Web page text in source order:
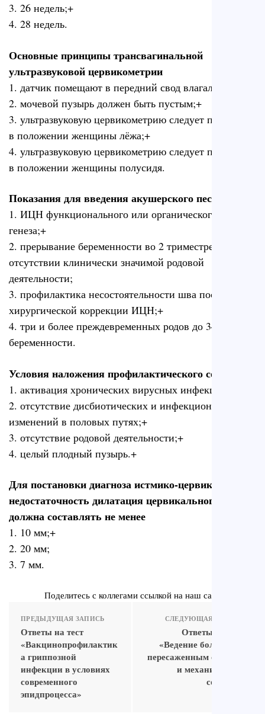
3. 26 недель;+
4. 28 недель.
Основные принципы трансвагинальной
ультразвуковой цервикометрии
1. датчик помещают в передний свод влагалища;+
2. мочевой пузырь должен быть пустым;+
3. ультразвуковую цервикометрию следует проводить
в положении женщины лёжа;+
4. ультразвуковую цервикометрию следует проводить
в положении женщины полусидя.
Показания для введения акушерского пессария
1. ИЦН функционального или органического
генеза;+
2. прерывание беременности во 2 триместре при
отсутствии клинически значимой родовой
деятельности;
3. профилактика несостоятельности шва после
хирургической коррекции ИЦН;+
4. три и более преждевременных родов до 34 недель
беременности.
Условия наложения профилактического серкляжа
1. активация хронических вирусных инфекций;
2. отсутствие дисбиотических и инфекционных
изменений в половых путях;+
3. отсутствие родовой деятельности;+
4. целый плодный пузырь.+
Для постановки диагноза истмико-цервикальная
недостаточность дилатация цервикального канала
должна составлять не менее
1. 10 мм;+
2. 20 мм;
3. 7 мм.
Поделитесь с коллегами ссылкой на наш сайт
ПРЕДЫДУЩАЯ ЗАПИСЬ
Ответы на тест
«Вакцинопрофилактик
а гриппозной
инфекции в условиях
современного
эпидпроцесса»
СЛЕДУЮЩАЯ ЗАПИСЬ
Ответы на тест
«Ведение больного с
пересаженным сердцем
и механическим
сердцем»